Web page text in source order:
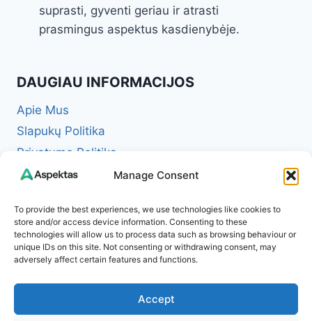
Manage Consent
To provide the best experiences, we use technologies like cookies to
store and/or access device information. Consenting to these
technologies will allow us to process data such as browsing behaviour or
unique IDs on this site. Not consenting or withdrawing consent, may
adversely affect certain features and functions.
Accept
suprasti, gyventi geriau ir atrasti
prasmingus aspektus kasdienybėje.
DAUGIAU INFORMACIJOS
Apie Mus
Slapukų Politika
Privatumo Politika
Redakcinė politika + Klaidų taisymo politika
Atsakomybės apribojimas (Disclaimer)
Naudojimosi taisyklės (Terms of Service)
Kontaktai